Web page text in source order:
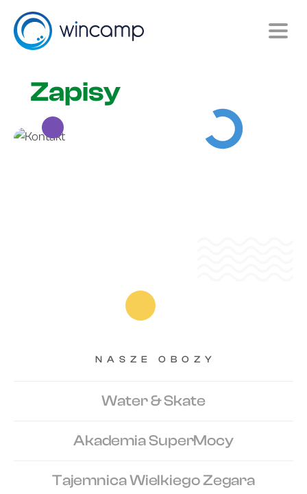
Zapisy
NASZE OBOZY
Water & Skate
Akademia SuperMocy
Tajemnica Wielkiego Zegara